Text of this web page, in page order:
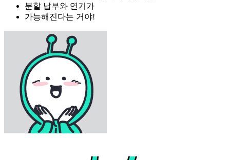
분할 납부와 연기가
가능해진다는 거야!